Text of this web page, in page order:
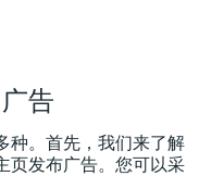
告
种。首先，我们来了解
页发布广告。您可以采